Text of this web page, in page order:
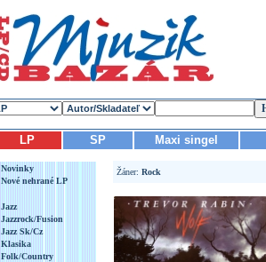
LP SP Maxi singel
Novinky
Nové nehrané LP
Jazz
Jazzrock/Fusion
Jazz Sk/Cz
Klasika
Folk/Country
Žáner: Rock